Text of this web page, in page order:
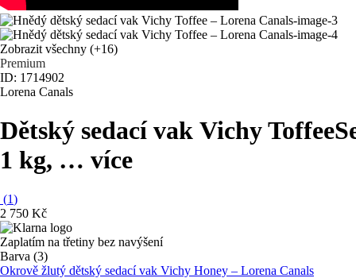
Zobrazit všechny (+16)
Premium
ID: 1714902
Lorena Canals
Dětský sedací vak Vichy Toffee
1 kg, … více
(1)
2 750 Kč
Zaplatím na třetiny bez navýšení
Barva (3)
Okrově žlutý dětský sedací vak Vichy Honey – Lorena Canals